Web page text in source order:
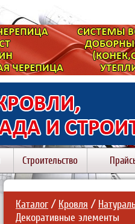
Строительство
Каталог / Кровля /
Декоративные элементы